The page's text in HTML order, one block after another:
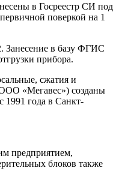
в Госреестр СИ под
поверкой на 1
Занесение в базу ФГИС
прибора.
сжатия и
«Мегавес») созданы
1991 года в Санкт-
предприятием,
блоков также